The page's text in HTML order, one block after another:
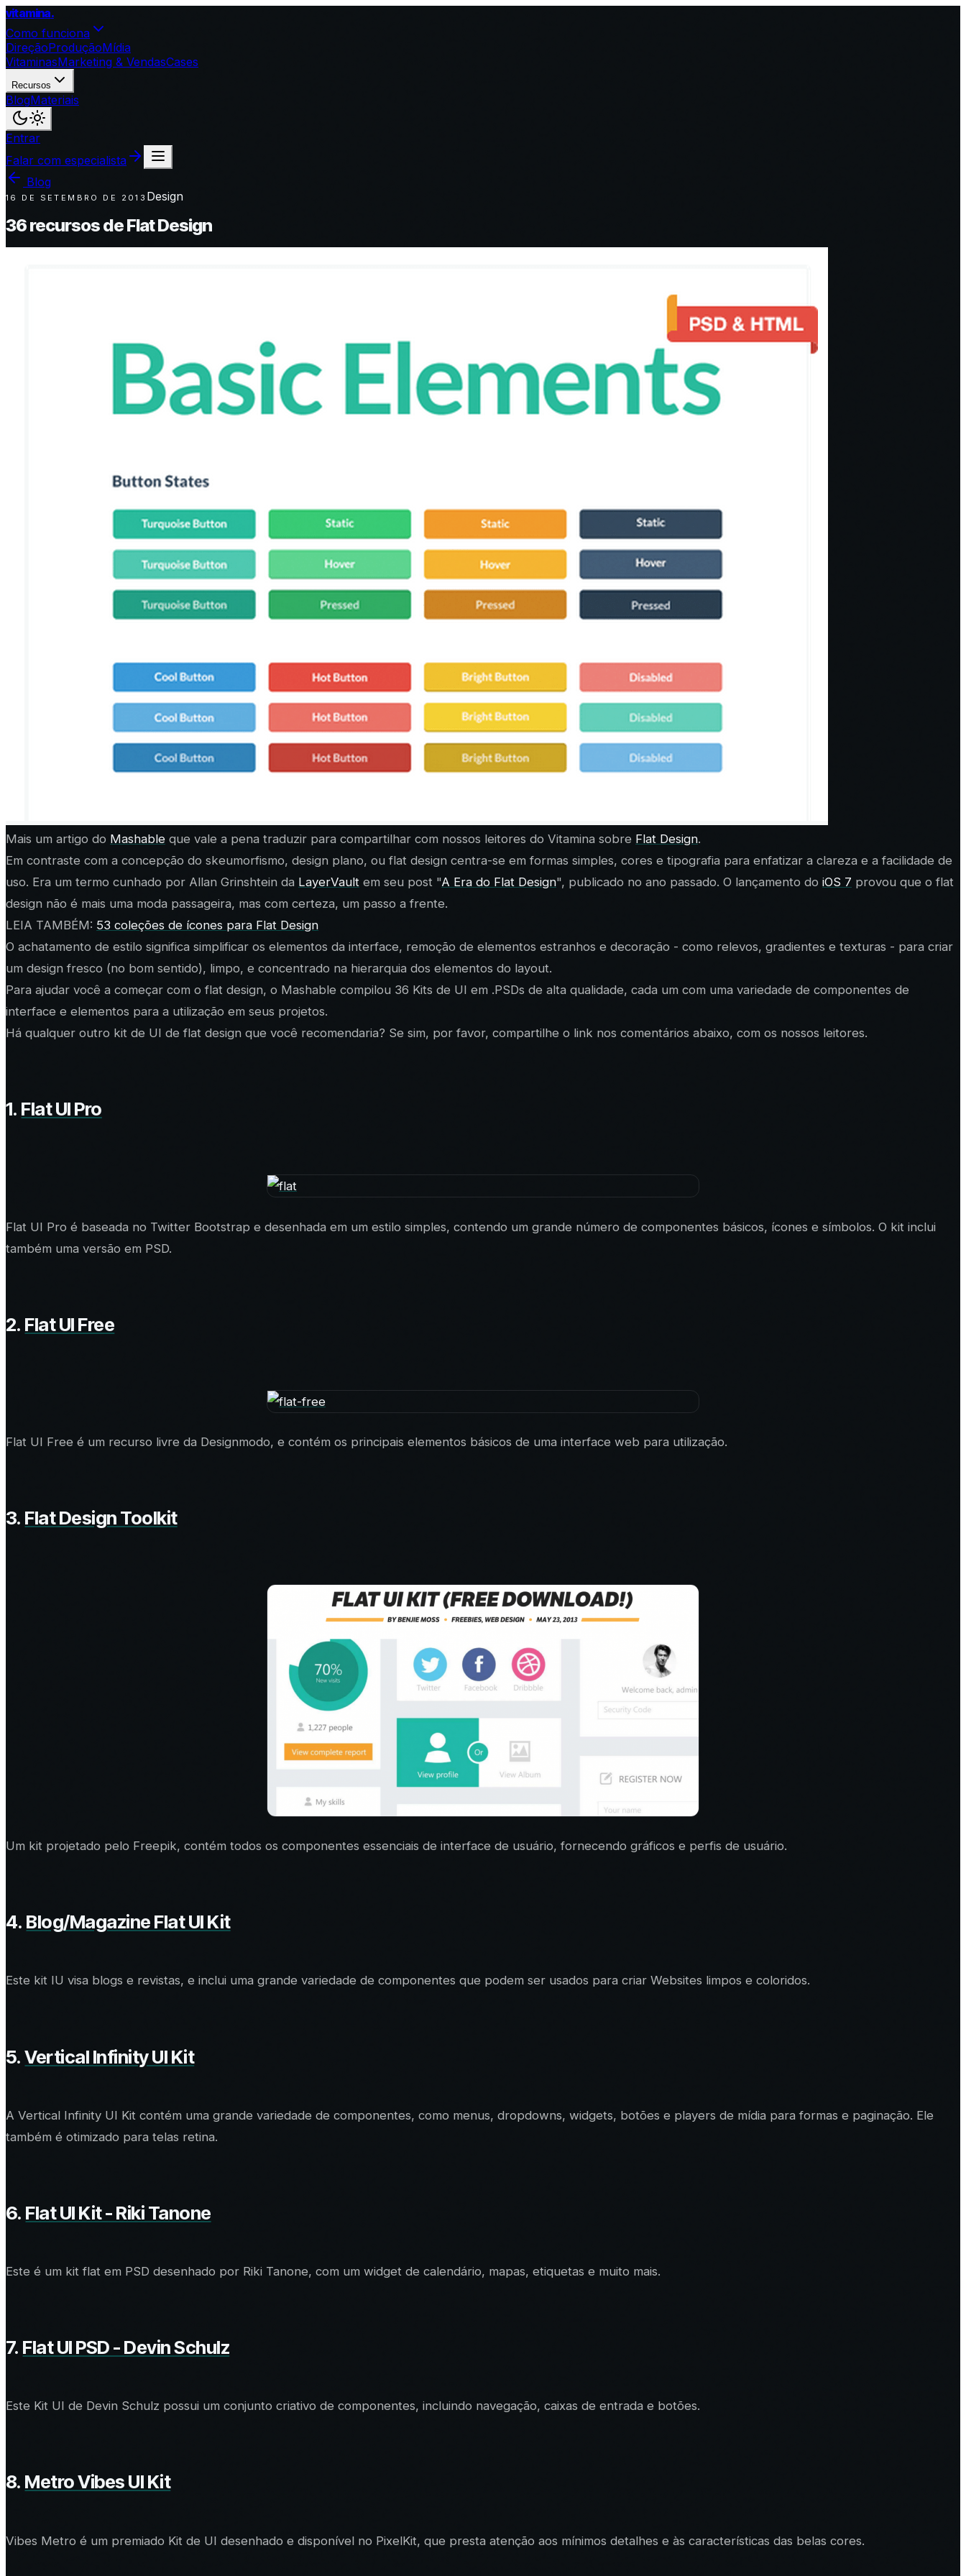
vitamina.
Como funciona
DireçãoProduçãoMídia
VitaminasMarketing & VendasCases
Recursos
BlogMateriais
Entrar
Falar com especialista
Blog
16 DE SETEMBRO DE 2013 Design
36 recursos de Flat Design
Mais um artigo do Mashable que vale a pena traduzir para compartilhar com nossos leitores do Vitamina sobre Flat Design.
Em contraste com a concepção do skeumorfismo, design plano, ou flat design centra-se em formas simples, cores e tipografia para enfatizar a clareza e a facilidade de
uso. Era um termo cunhado por Allan Grinshtein da LayerVault em seu post "A Era do Flat Design", publicado no ano passado. O lançamento do iOS 7 provou que o flat
design não é mais uma moda passageira, mas com certeza, um passo a frente.
LEIA TAMBÉM: 53 coleções de ícones para Flat Design
O achatamento de estilo significa simplificar os elementos da interface, remoção de elementos estranhos e decoração - como relevos, gradientes e texturas - para criar
um design fresco (no bom sentido), limpo, e concentrado na hierarquia dos elementos do layout.
Para ajudar você a começar com o flat design, o Mashable compilou 36 Kits de UI em .PSDs de alta qualidade, cada um com uma variedade de componentes de
interface e elementos para a utilização em seus projetos.
Há qualquer outro kit de UI de flat design que você recomendaria? Se sim, por favor, compartilhe o link nos comentários abaixo, com os nossos leitores.
1. Flat UI Pro
Flat UI Pro é baseada no Twitter Bootstrap e desenhada em um estilo simples, contendo um grande número de componentes básicos, ícones e símbolos. O kit inclui
também uma versão em PSD.
2. Flat UI Free
Flat UI Free é um recurso livre da Designmodo, e contém os principais elementos básicos de uma interface web para utilização.
3. Flat Design Toolkit
Um kit projetado pelo Freepik, contém todos os componentes essenciais de interface de usuário, fornecendo gráficos e perfis de usuário.
4. Blog/Magazine Flat UI Kit
Este kit IU visa blogs e revistas, e inclui uma grande variedade de componentes que podem ser usados ​​para criar Websites limpos e coloridos.
5.Vertical Infinity UI Kit
A Vertical Infinity UI Kit contém uma grande variedade de componentes, como menus, dropdowns, widgets, botões e players de mídia para formas e paginação. Ele
também é otimizado para telas retina.
6. Flat UI Kit - Riki Tanone
Este é um kit flat em PSD desenhado por Riki Tanone, com um widget de calendário, mapas, etiquetas e muito mais.
7. Flat UI PSD - Devin Schulz
Este Kit UI de Devin Schulz possui um conjunto criativo de componentes, incluindo navegação, caixas de entrada e botões.
8. Metro Vibes UI Kit
Vibes Metro é um premiado Kit de UI desenhado e disponível no PixelKit, que presta atenção aos mínimos detalhes e às características das belas cores.